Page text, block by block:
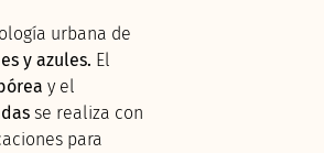
urbana de
y azules. El
y el
se realiza con
para